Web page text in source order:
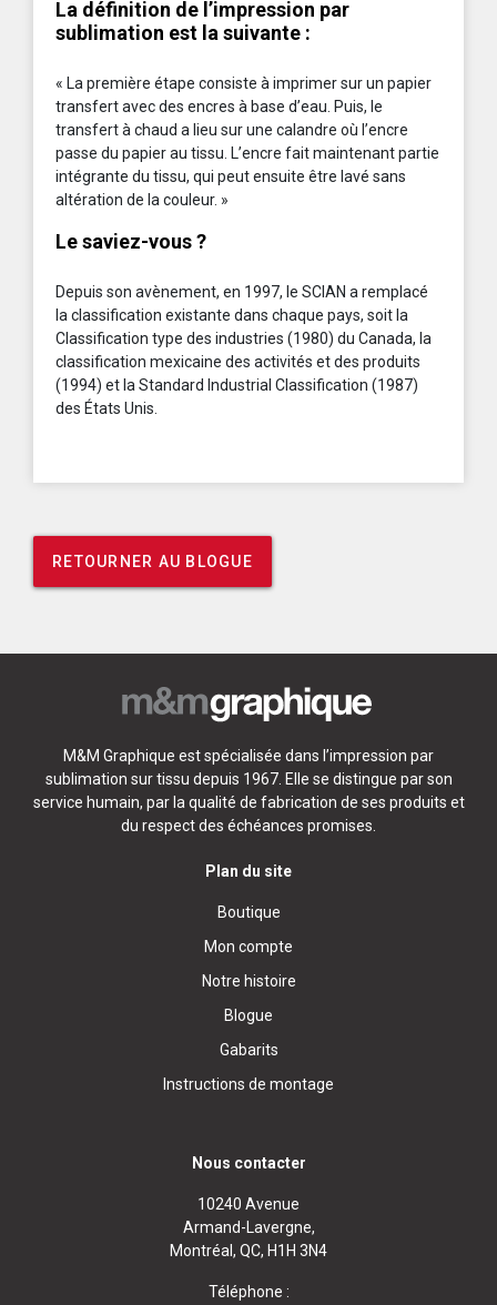
La définition de l’impression par
sublimation est la suivante :
« La première étape consiste à imprimer sur un papier
transfert avec des encres à base d’eau. Puis, le
transfert à chaud a lieu sur une calandre où l’encre
passe du papier au tissu. L’encre fait maintenant partie
intégrante du tissu, qui peut ensuite être lavé sans
altération de la couleur. »
Le saviez-vous ?
Depuis son avènement, en 1997, le SCIAN a remplacé
la classification existante dans chaque pays, soit la
Classification type des industries (1980) du Canada, la
classification mexicaine des activités et des produits
(1994) et la Standard Industrial Classification (1987)
des États Unis.
RETOURNER AU BLOGUE
M&M Graphique est spécialisée dans l’impression par
sublimation sur tissu depuis 1967. Elle se distingue par son
service humain, par la qualité de fabrication de ses produits et
du respect des échéances promises.
Plan du site
Boutique
Mon compte
Notre histoire
Blogue
Gabarits
Instructions de montage
Nous contacter
10240 Avenue
Armand-Lavergne,
Montréal, QC, H1H 3N4
Téléphone :